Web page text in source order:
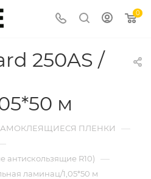
0
250AS /
м
ПЛЕНКИ —
антискользящие R10) —
ламинац/1,05*50 м